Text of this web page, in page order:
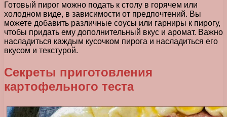
Готовый пирог можно подать к столу в горячем или
холодном виде, в зависимости от предпочтений. Вы
можете добавить различные соусы или гарниры к пирогу,
чтобы придать ему дополнительный вкус и аромат. Важно
насладиться каждым кусочком пирога и насладиться его
вкусом и текстурой.
Секреты приготовления
картофельного теста